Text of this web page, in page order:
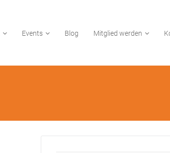
Events Blog Mitglied werden